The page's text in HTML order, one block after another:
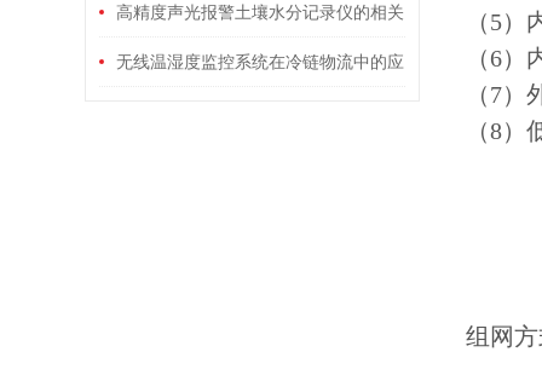
电脑方式各是什么？
高精度声光报警土壤水分记录仪的相关
知识普及
无线温湿度监控系统在冷链物流中的应
（5
（6
（7
（8
组网